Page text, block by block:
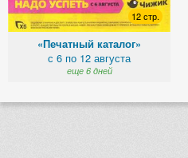
12 стр.
«Печатный каталог»
с 6 по 12 августа
еще 6 дней